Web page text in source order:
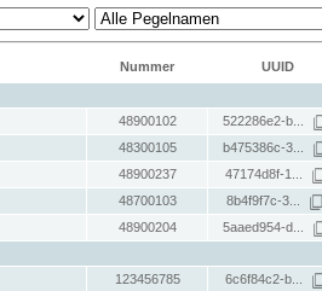
Nummer UUID
48900102 522286e2-b...
48300105 b475386c-3...
48900237 47174d8f-1...
48700103 8b4f9f7c-3...
48900204 5aaed954-d...
123456785 6c6f84c2-b...